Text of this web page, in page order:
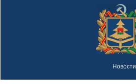
Новости